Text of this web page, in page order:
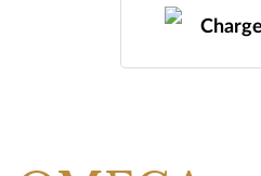
QUARTZ